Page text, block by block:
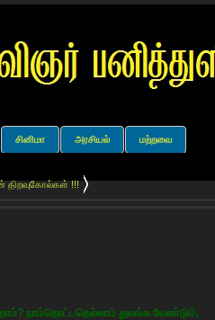
சினிமா அரசியல் மற்றவை
திறவுகோல்கள் !!!
நாம்தொட்டதெல்லாம் துலங்க வேண்டும்,